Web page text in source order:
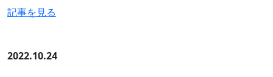
記事を見る
2022.10.24